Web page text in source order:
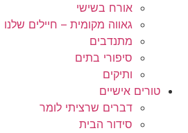
אורח בשישי
גאווה מקומית – חיילים שלנו
מתנדבים
סיפורי בתים
ותיקים
טורים אישיים
דברים שרציתי לומר
סידור הבית